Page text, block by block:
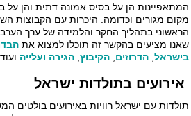
הן על בסיס אמונה דתית והן על
מגורים וכדומה. היכרות עם הקבוצות
בתהליך החקר והלמידה של ערך
מציעים בהקשר זה תוכלו למצוא את
,הדרוזים,הקיבוץ,הגירה ועלייהועוד.
בתולדות ישראל
עם ישראל רוויות באירועים בולטים